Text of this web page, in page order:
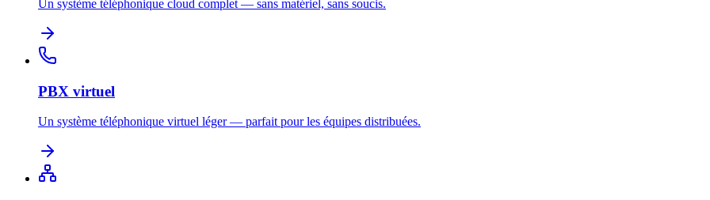
Un système téléphonique cloud complet — sans matériel, sans soucis.
PBX virtuel
Un système téléphonique virtuel léger — parfait pour les équipes distribuées.